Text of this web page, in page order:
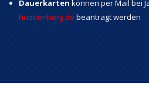
Dauerkarten können per Mail bei
huettenberg.de beantragt werden